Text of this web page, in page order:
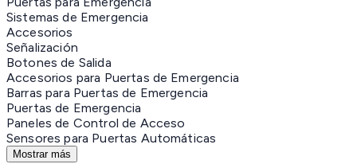
Sistemas de Emergencia
Accesorios
Señalización
Botones de Salida
Accesorios para Puertas de Emergencia
Barras para Puertas de Emergencia
Puertas de Emergencia
Paneles de Control de Acceso
Sensores para Puertas Automáticas
Mostrar más